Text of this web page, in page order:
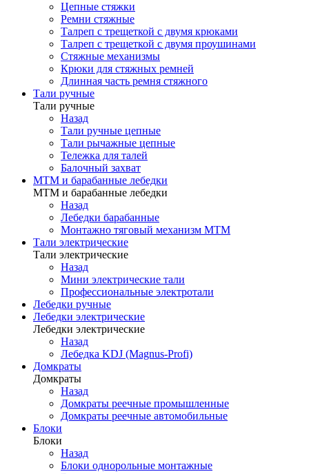
Цепные стяжки
Ремни стяжные
Талреп с трещеткой с двумя крюками
Талреп с трещеткой с двумя проушинами
Стяжные механизмы
Крюки для стяжных ремней
Длинная часть ремня стяжного
Тали ручные
Тали ручные
Назад
Тали ручные цепные
Тали рычажные цепные
Тележка для талей
Балочный захват
МТМ и барабанные лебедки
МТМ и барабанные лебедки
Назад
Лебедки барабанные
Монтажно тяговый механизм МТМ
Тали электрические
Тали электрические
Назад
Мини электрические тали
Профессиональные электротали
Лебедки ручные
Лебедки электрические
Лебедки электрические
Назад
Лебедка KDJ (Magnus-Profi)
Домкраты
Домкраты
Назад
Домкраты реечные промышленные
Домкраты реечные автомобильные
Блоки
Блоки
Назад
Блоки однорольные монтажные